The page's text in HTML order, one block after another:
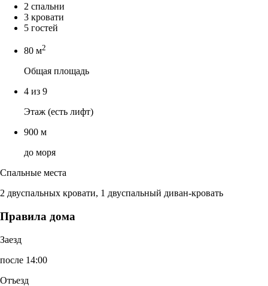
2 спальни
3 кровати
5 гостей
80 м2
Общая площадь
4 из 9
Этаж (есть лифт)
900 м
до моря
Спальные места
2 двуспальных кровати, 1 двуспальный диван-кровать
Правила дома
Заезд
после 14:00
Отъезд